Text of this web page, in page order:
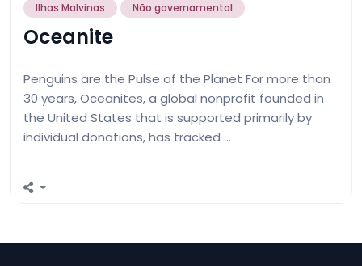
Ilhas Malvinas Não governamental
Oceanite
Penguins are the Pulse of the Planet For more than
30 years, Oceanites, a global nonprofit founded in
the United States that is supported primarily by
individual donations, has tracked …